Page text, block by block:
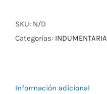
SPEEDO
MULTICOLOR
SKU: N/D
Categorías: INDUMENTARIA
Información adicional